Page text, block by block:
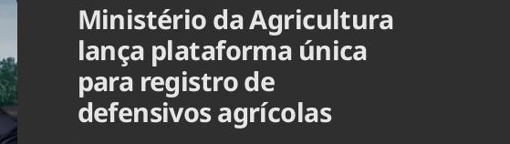
Brasil
Brasil Mineral
Ministério da Agricultura
lança plataforma única
para registro de
defensivos agrícolas